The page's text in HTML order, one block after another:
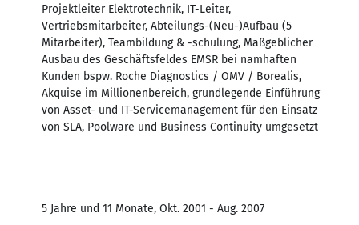
Projektleiter Elektrotechnik, IT-Leiter,
Vertriebsmitarbeiter, Abteilungs-(Neu-)Aufbau (5
Mitarbeiter), Teambildung & -schulung, Maßgeblicher
Ausbau des Geschäftsfeldes EMSR bei namhaften
Kunden bspw. Roche Diagnostics / OMV / Borealis,
Akquise im Millionenbereich, grundlegende Einführung
von Asset- und IT-Servicemanagement für den Einsatz
von SLA, Poolware und Business Continuity umgesetzt
5 Jahre und 11 Monate, Okt. 2001 - Aug. 2007